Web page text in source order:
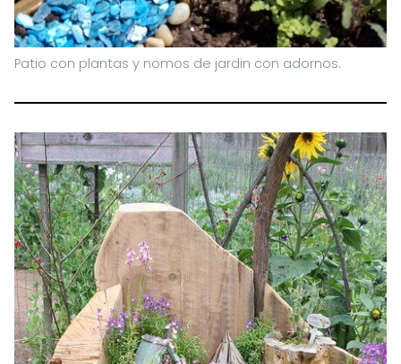
Patio con plantas y nomos de jardin con adornos.